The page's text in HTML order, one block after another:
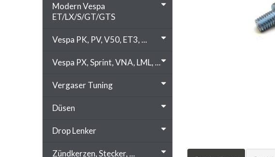
Modern Vespa
ET/LX/S/GT/GTS
Vespa PK, PV, V50, ET3, ...
Vespa PX, Sprint, VNA, LML, ...
Vergaser Tuning
Düsen
Drop Lenker
Zündkerzen, Stecker, ...